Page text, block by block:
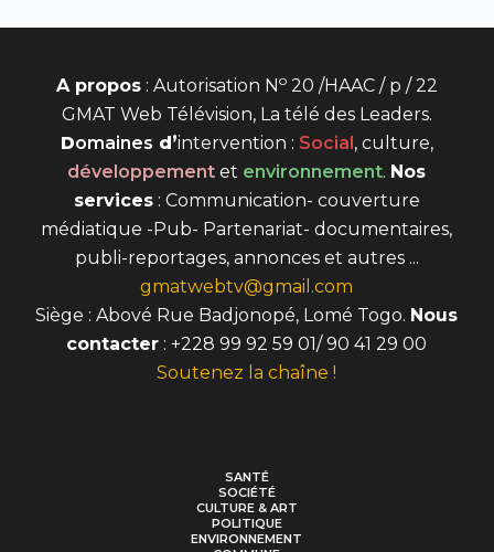
A propos: Autorisation No20 /HAAC / p / 22
GMAT Web Télévision, La télé des Leaders.
Domaines d’intervention : Social, culture,
développement et environnement. Nos
services: Communication- couverture
médiatique -Pub- Partenariat- documentaires,
publi-reportages, annonces et autres ...
gmatwebtv@gmail.com
Siège : Abové Rue Badjonopé, Lomé Togo. Nous
contacter : +228 99 92 59 01/ 90 41 29 00
Soutenez la chaîne !
SANTÉ
SOCIÉTÉ
CULTURE & ART
POLITIQUE
ENVIRONNEMENT